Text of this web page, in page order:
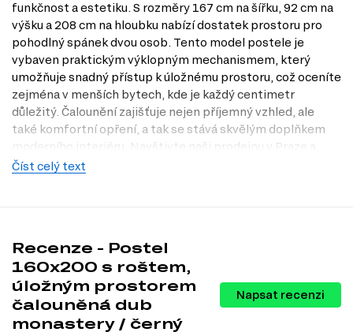
funkčnost a estetiku. S rozměry 167 cm na šířku, 92 cm na
výšku a 208 cm na hloubku nabízí dostatek prostoru pro
pohodlný spánek dvou osob. Tento model postele je
vybaven praktickým výklopným mechanismem, který
umožňuje snadný přístup k úložnému prostoru, což oceníte
zejména v menších bytech, kde je každý centimetr
důležitý. Čalounění zajišťuje nejen příjemný vzhled, ale
také komfortní opření, a tak se stává skvělým doplňkem
moderního interiéru. Navštivte naši prodejnu v Praze a
objevte, jak může tato postel obohatit vaši ložnici.
Úložný prostor. Ideální pro uschování ložního prádla, sezónních
věcí nebo jiných potřebností, což pomáhá udržet prostor uklizený a
přehledný.
Moderní design.Dekor dub monastery v kombinaci s černým
Jagger dodává posteli elegantní a nadčasový vzhled, který se hodí
do různých interiérů.
Číst celý text
Recenze - Postel
160x200 s roštem,
úložným prostorem
čalouněná dub
monastery / černý
Napsat recenzi